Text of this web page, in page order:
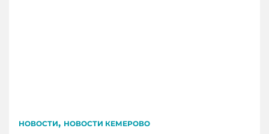
НОВОСТИ, НОВОСТИ КЕМЕРОВО